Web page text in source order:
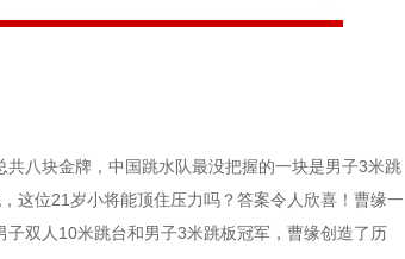
八块金牌，中国跳水队最没把握的一块是男子3米跳
这位21岁小将能顶住压力吗？答案令人欣喜！曹缘一
双人10米跳台和男子3米跳板冠军，曹缘创造了历